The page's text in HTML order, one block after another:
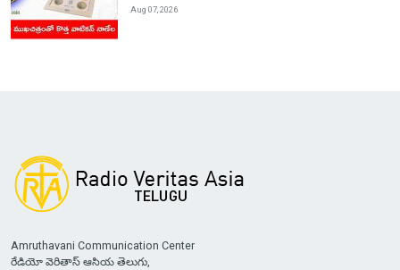
Aug 07, 2026
Amruthavani Communication Center
రేడియో వెరితాస్ ఆసియ తెలుగు,